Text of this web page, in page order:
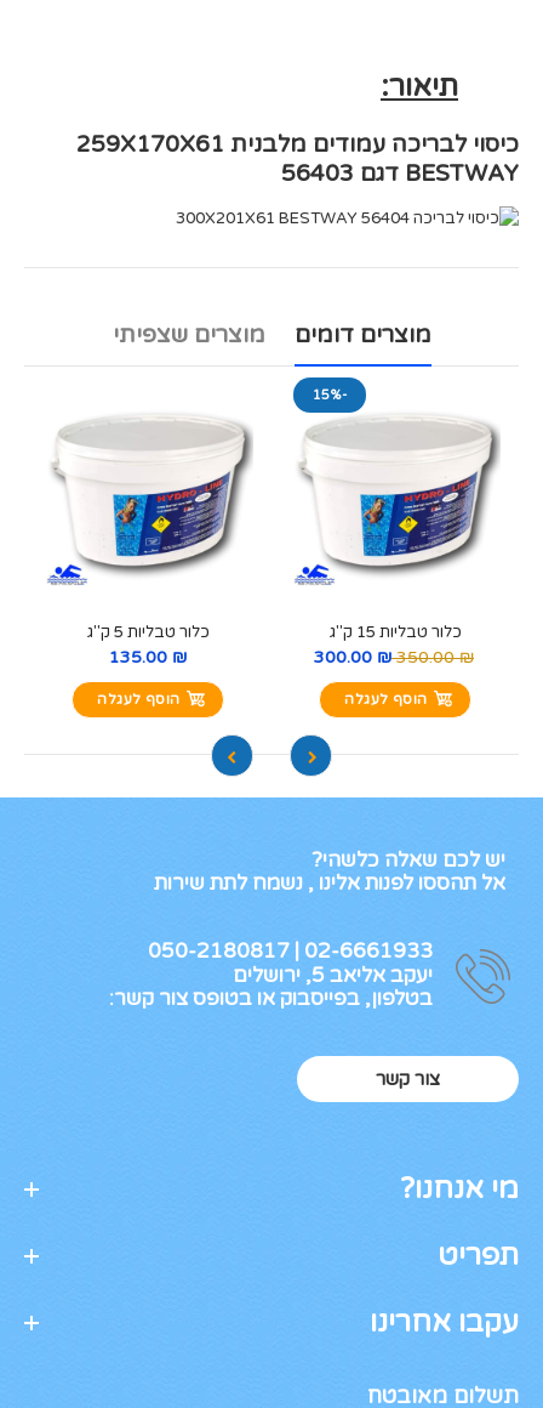
תיאור:
כיסוי לבריכה עמודים מלבנית 259X170X61
BESTWAY דגם 56403
מוצרים דומים מוצרים שצפיתי
-15%
כלור טבליות 15 ק"ג
₪ 350.00
₪ 300.00
הוסף לעגלה
כלור טבליות 5 ק"ג
₪ 135.00
הוסף לעגלה
יש לכם שאלה כלשהי?
אל תהססו לפנות אלינו , נשמח לתת שירות
02-6661933 | 050-2180817
יעקב אליאב 5, ירושלים
בטלפון, בפייסבוק או בטופס צור קשר:
צור קשר
מי אנחנו?
תפריט
עקבו אחרינו
תשלום מאובטח